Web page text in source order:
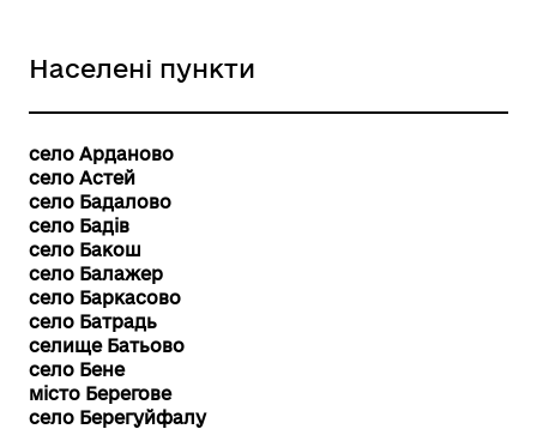
Населені пункти
село Арданово
село Астей
село Бадалово
село Бадів
село Бакош
село Балажер
село Баркасово
село Батрадь
селище Батьово
село Бене
місто Берегове
село Берегуйфалу